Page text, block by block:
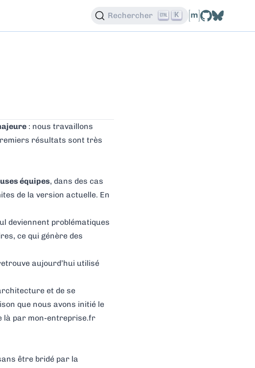
Rechercher K
: nous travaillons
résultats sont très
équipes, dans des cas
de la version actuelle. En
deviennent problématiques
ce qui génère des
aujourd’hui utilisé
et de se
que nous avons initié le
là par mon-entreprise.fr
être bridé par la